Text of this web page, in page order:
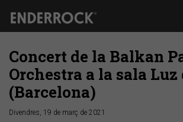
Concert de la Balkan
Orchestra a la sala Luz
(Barcelona)
Divendres, 19 de març de 2021